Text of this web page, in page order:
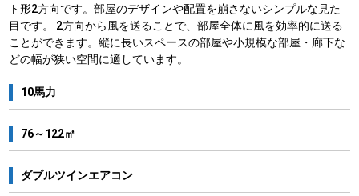
ト形2方向です。部屋のデザインや配置を崩さないシンプルな見た
目です。 2方向から風を送ることで、部屋全体に風を効率的に送る
ことができます。縦に長いスペースの部屋や小規模な部屋・廊下な
どの幅が狭い空間に適しています。
10馬力
76～122㎡
ダブルツインエアコン